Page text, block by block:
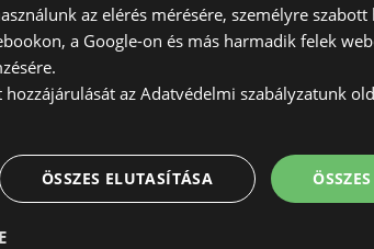
az elérés mérésére, személyre szabott
a Google-on és más harmadik felek
az Adatvédelmi szabályzatunk
ÖSSZES ELUTASÍTÁSA